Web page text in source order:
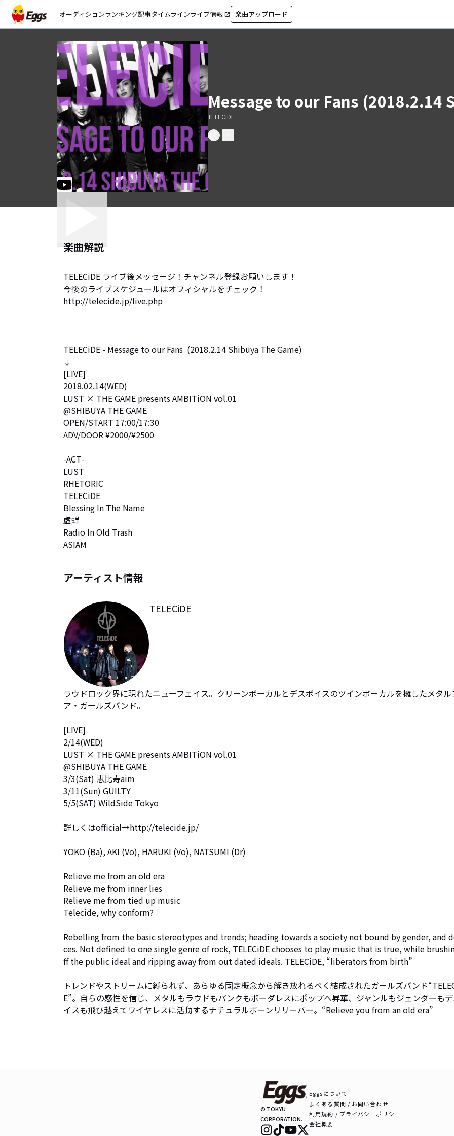
オーディションランキング記事タイムラインライブ情報 open_in_new 楽曲アップロード
Message to our Fans (2018.2.14
TELECiDE
楽曲解説
TELECiDE ライブ後メッセージ！チャンネル登録お願いします！
今後のライブスケジュールはオフィシャルをチェック！
http://telecide.jp/live.php
TELECiDE - Message to our Fans  (2018.2.14 Shibuya The Game)
↓
[LIVE]
2018.02.14(WED)
LUST × THE GAME presents AMBITiON vol.01
@SHIBUYA THE GAME
OPEN/START 17:00/17:30
ADV/DOOR ¥2000/¥2500
-ACT-
LUST
RHETORIC
TELECiDE
Blessing In The Name
虚蝉
Radio In Old Trash
ASIAM
アーティスト情報
TELECiDE
ラウドロック界に現れたニューフェイス。クリーンボーカルとデスボイスのツインボーカルを擁したメタル
ア・ガールズバンド。
[LIVE]
2/14(WED)
LUST × THE GAME presents AMBITiON vol.01
@SHIBUYA THE GAME
3/3(Sat) 恵比寿aim
3/11(Sun) GUILTY
5/5(SAT) WildSide Tokyo
詳しくはofficial→http://telecide.jp/
YOKO (Ba), AKI (Vo), HARUKI (Vo), NATSUMI (Dr)
Relieve me from an old era
Relieve me from inner lies
Relieve me from tied up music
Telecide, why conform?
Rebelling from the basic stereotypes and trends; heading towards a society not bound by gender, and
ces. Not defined to one single genre of rock, TELECiDE chooses to play music that is true, while
ff the public ideal and ripping away from out dated ideals. TELECiDE, “liberators from birth”
トレンドやストリームに縛られず、あらゆる固定概念から解き放れるべく結成されたガールズバンド
E”。自らの感性を信じ、メタルもラウドもパンクもボーダレスにポップへ昇華、ジャンルもジェンダーも
イスも飛び越えてワイヤレスに活動するナチュラルボーンリリーバー。“Relieve you from an old era”
© TOKYU
CORPORATION.
Eggsについて
よくある質問 / お問い合わせ
利用規約 / プライバシーポリシー
会社概要